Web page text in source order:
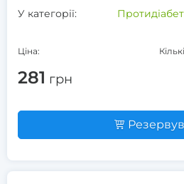
У категорії:
Ціна:
281 грн